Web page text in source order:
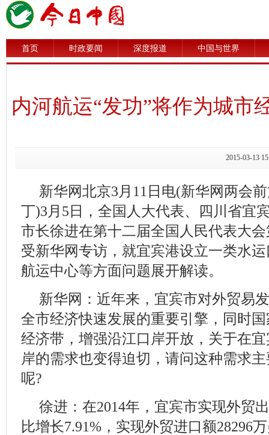
首页 时政要闻 深度报道 中国与世界
内河航运“发功”将作为城市
2015-03-13
新华网北京3月11日电(新华网两会
丁)3月5日，全国人大代表、四川省宜
市长徐进在第十二届全国人民代表大
受新华网专访，就宜宾港设立一类水
航运中心等方面问题展开解读。
新华网：近年来，宜宾市对外贸易
全市经济快速发展的重要引擎，同时
经济带，增强沿江口岸开放，关于在
岸的需求也变得迫切，请问这种需求
呢?
徐进：在2014年，宜宾市实现外贸
比增长7.91%，实现外贸进口额28296